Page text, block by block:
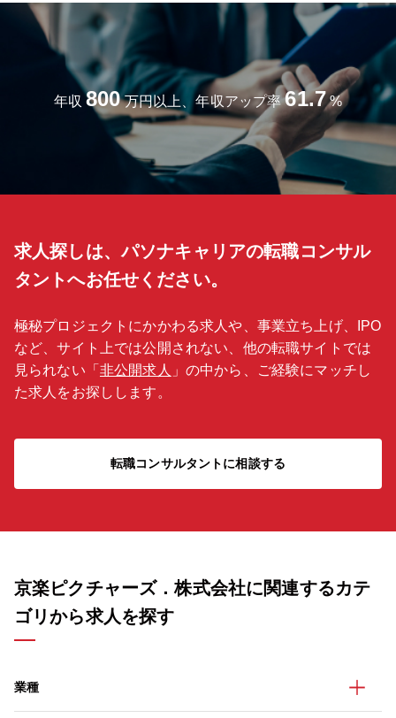
年収 800 万円以上、年収アップ率 61.7 %
求人探しは、パソナキャリアの転職コンサル
タントへお任せください。
極秘プロジェクトにかかわる求人や、事業立ち上げ、IPO
など、サイト上では公開されない、他の転職サイトでは
見られない「 非公開求人 」の中から、ご経験にマッチし
た求人をお探しします。
転職コンサルタントに相談する
京楽ピクチャーズ．株式会社に関連するカテ
ゴリから求人を探す
業種